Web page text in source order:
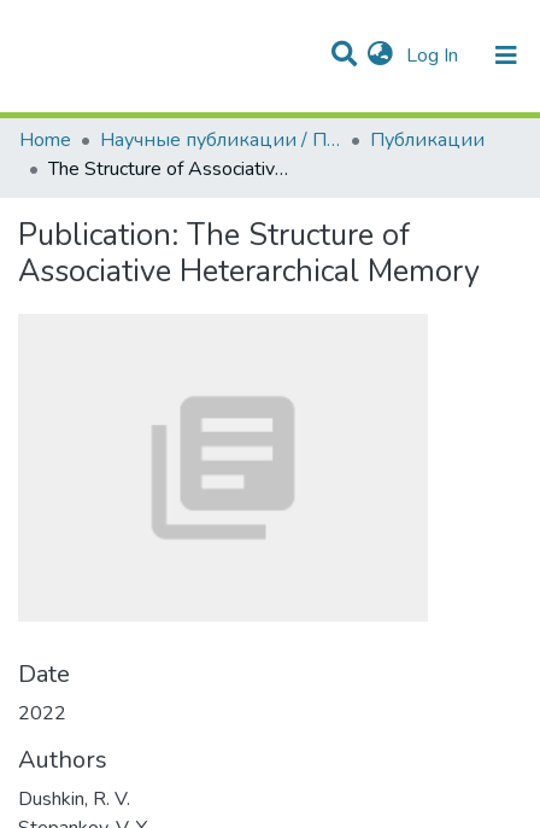
Log In (current)
Communities & Collections
Statistics
All of DSpace
Home
Научные публикации / Препринты
Публикации
The Structure of Associative Heterarchical Memory
Publication: The Structure of
Associative Heterarchical Memory
Date
2022
Authors
Dushkin, R. V.